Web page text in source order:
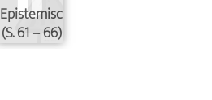
Epistemischem
(S. 61 – 66)